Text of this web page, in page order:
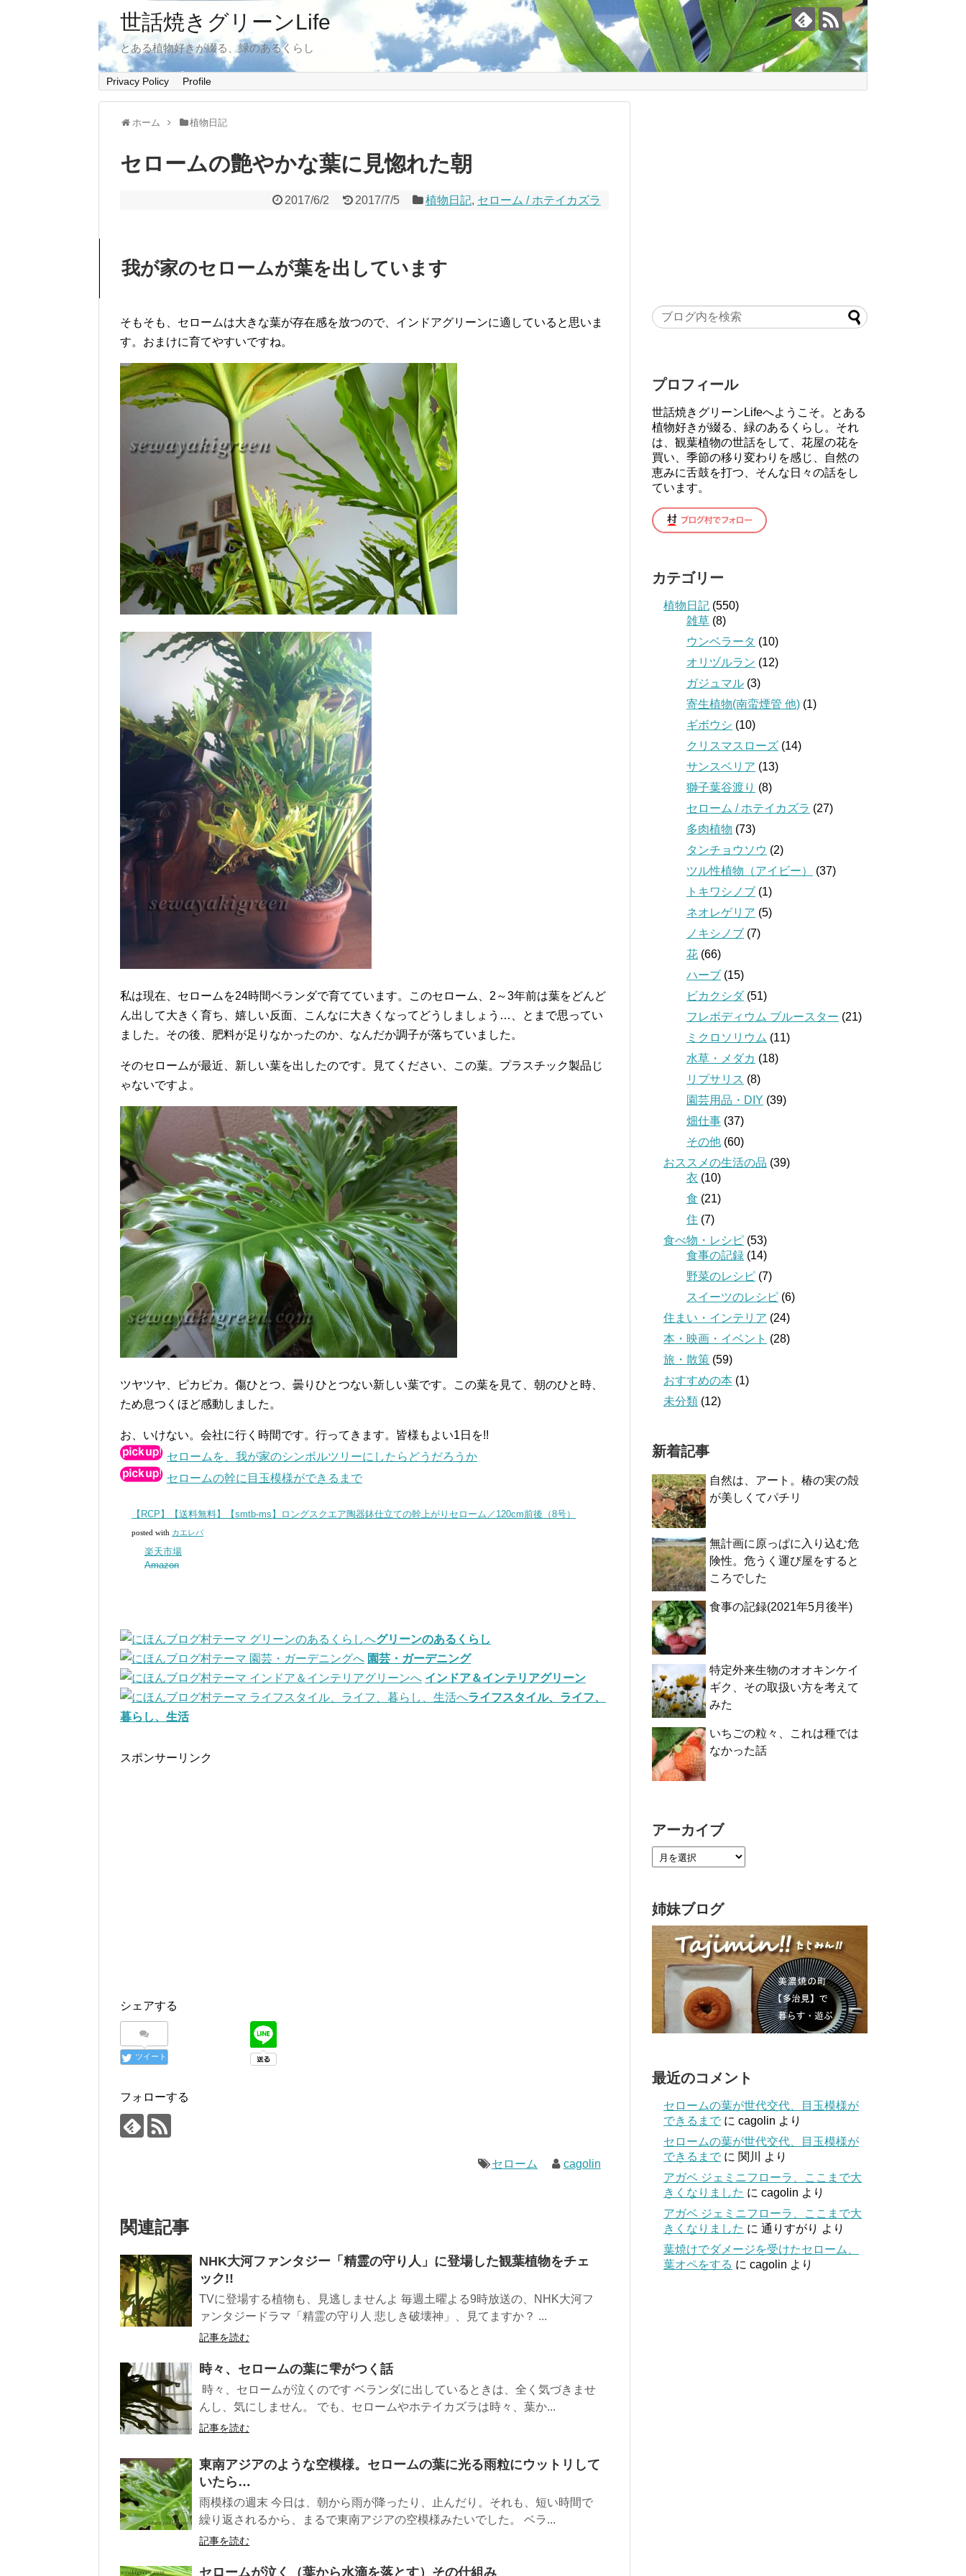
世話焼きグリーンLife
とある植物好きが綴る、緑のあるくらし
Privacy Policy Profile
ホーム 植物日記
セロームの艶やかな葉に見惚れた朝
2017/6/2 2017/7/5 植物日記, セローム / ホテイカズラ
我が家のセロームが葉を出しています
そもそも、セロームは大きな葉が存在感を放つので、インドアグリーンに適していると思いま
す。おまけに育てやすいですね。
私は現在、セロームを24時間ベランダで育てています。このセローム、2～3年前は葉をどんど
ん出して大きく育ち、嬉しい反面、こんなに大きくなってどうしましょう…、とまで思ってい
ました。その後、肥料が足りなかったのか、なんだか調子が落ちていました。
そのセロームが最近、新しい葉を出したのです。見てください、この葉。プラスチック製品じ
ゃないですよ。
ツヤツヤ、ピカピカ。傷ひとつ、曇りひとつない新しい葉です。この葉を見て、朝のひと時、
ため息つくほど感動しました。
お、いけない。会社に行く時間です。行ってきます。皆様もよい1日を!!
セロームを、我が家のシンボルツリーにしたらどうだろうか
セロームの幹に目玉模様ができるまで
【RCP】【送料無料】【smtb-ms】ロングスクエア陶器鉢仕立ての幹上がりセローム／120cm前後（8号）
posted with カエレバ
楽天市場
Amazon
グリーンのあるくらし
園芸・ガーデニング
インドア＆インテリアグリーン
ライフスタイル、ライフ、
暮らし、生活
スポンサーリンク
シェアする
ツイート
フォローする
セローム cagolin
関連記事
NHK大河ファンタジー「精霊の守り人」に登場した観葉植物をチェ
ック!!
TVに登場する植物も、見逃しませんよ 毎週土曜よる9時放送の、NHK大河フ
ァンタジードラマ「精霊の守り人 悲しき破壊神」、見てますか？ ...
記事を読む
時々、セロームの葉に雫がつく話
時々、セロームが泣くのです ベランダに出しているときは、全く気づきませ
んし、気にしません。 でも、セロームやホテイカズラは時々、葉か...
記事を読む
東南アジアのような空模様。セロームの葉に光る雨粒にウットリして
いたら…
雨模様の週末 今日は、朝から雨が降ったり、止んだり。それも、短い時間で
繰り返されるから、まるで東南アジアの空模様みたいでした。 ベラ...
記事を読む
セロームが泣く（葉から水滴を落とす）その仕組み
プロフィール
世話焼きグリーンLifeへようこそ。とある
植物好きが綴る、緑のあるくらし。それ
は、観葉植物の世話をして、花屋の花を
買い、季節の移り変わりを感じ、自然の
恵みに舌鼓を打つ、そんな日々の話をし
ています。
カテゴリー
植物日記 (550)
雑草 (8)
ウンベラータ (10)
オリヅルラン (12)
ガジュマル (3)
寄生植物(南蛮煙管 他) (1)
ギボウシ (10)
クリスマスローズ (14)
サンスベリア (13)
獅子葉谷渡り (8)
セローム / ホテイカズラ (27)
多肉植物 (73)
タンチョウソウ (2)
ツル性植物（アイビー）
(37)
トキワシノブ (1)
ネオレゲリア (5)
ノキシノブ (7)
花 (66)
ハーブ (15)
ビカクシダ(51)
フレボディウム ブルースター (21)
ミクロソリウム (11)
水草・メダカ (18)
リプサリス (8)
園芸用品・DIY (39)
畑仕事 (37)
その他 (60)
おススメの生活の品 (39)
衣 (10)
食 (21)
住 (7)
食べ物・レシピ (53)
食事の記録 (14)
野菜のレシピ (7)
スイーツのレシピ (6)
住まい・インテリア (24)
本・映画・イベント (28)
旅・散策 (59)
おすすめの本 (1)
未分類 (12)
新着記事
自然は、アート。椿の実の殻
が美しくてパチリ
無計画に原っぱに入り込む危
険性。危うく運び屋をすると
ころでした
食事の記録(2021年5月後半)
特定外来生物のオオキンケイ
ギク、その取扱い方を考えて
みた
いちごの粒々、これは種では
なかった話
アーカイブ
姉妹ブログ
最近のコメント
セロームの葉が世代交代、目玉模様が
できるまで に cagolin より
セロームの葉が世代交代、目玉模様が
できるまで に 関川
より
アガベ ジェミニフローラ、ここまで大
きくなりました に cagolin より
アガベ ジェミニフローラ、ここまで大
きくなりました に 通りすがり より
葉焼けでダメージを受けたセローム、
葉オペをする に cagolin より